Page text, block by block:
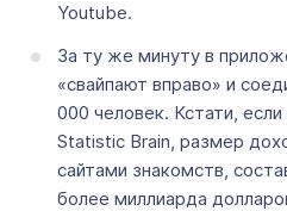
Youtube.
За ту же минуту в
«свайпают вправо» и
000 человек. Кстати,
Statistic Brain, размер
сайтами знакомств,
более миллиарда